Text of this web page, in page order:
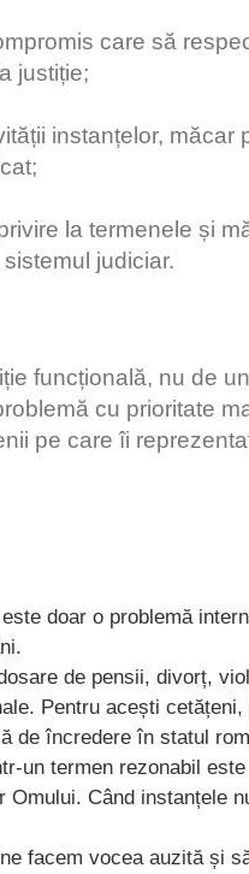
care să
justiție;
instanțelor, măcar
la termenele și
judiciar.
funcțională, nu de
cu prioritate
pe care îi
doar o problemă
de pensii, divorț,
Pentru acești
de încredere în statul
un termen rezonabil
Omului. Când instanțele
facem vocea auzită și